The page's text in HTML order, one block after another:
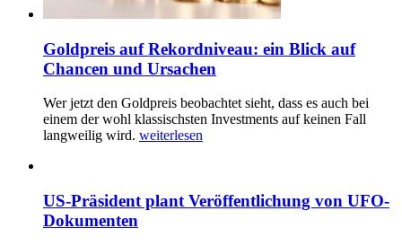
Goldpreis auf Rekordniveau: ein Blick auf
Chancen und Ursachen
Wer jetzt den Goldpreis beobachtet sieht, dass es auch bei
einem der wohl klassischsten Investments auf keinen Fall
langweilig wird. weiterlesen
US-Präsident plant Veröffentlichung von UFO-
Dokumenten